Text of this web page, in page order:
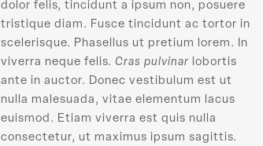
dolor felis, tincidunt a ipsum non, posuere
tristique diam. Fusce tincidunt ac tortor in
scelerisque. Phasellus ut pretium lorem. In
viverra neque felis. Cras pulvinar lobortis
ante in auctor. Donec vestibulum est ut
nulla malesuada, vitae elementum lacus
euismod. Etiam viverra est quis nulla
consectetur, ut maximus ipsum sagittis.